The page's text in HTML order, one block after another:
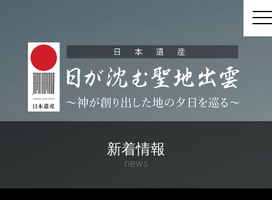
新着情報
news